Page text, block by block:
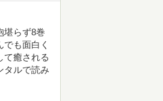
らず8巻
も面白く
て癒される
タルで読み